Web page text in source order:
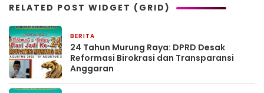
RELATED POST WIDGET (GRID)
BERITA
24 Tahun Murung Raya: DPRD Desak
Reformasi Birokrasi dan Transparansi
Anggaran